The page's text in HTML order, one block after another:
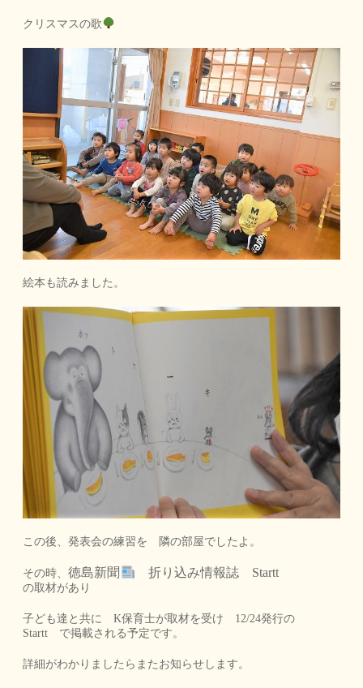
クリスマスの歌
絵本も読みました。
この後、発表会の練習を 隣の部屋でしたよ。
その時、徳島新聞 折り込み情報誌 Startt
の取材があり
子ども達と共に K保育士が取材を受け 12/24発行の
Startt で掲載される予定です。
詳細がわかりましたらまたお知らせします。